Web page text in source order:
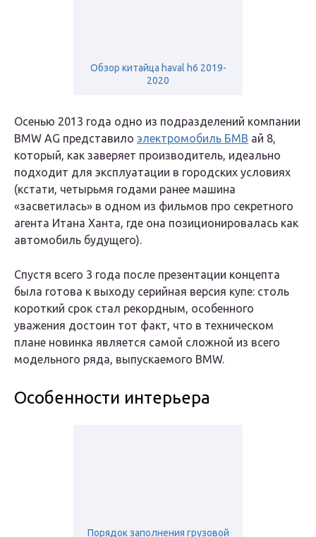
Обзор китайца haval h6 2019-
2020
Осенью 2013 года одно из подразделений компании
BMW AG представило электромобиль БМВ ай 8,
который, как заверяет производитель, идеально
подходит для эксплуатации в городских условиях
(кстати, четырьмя годами ранее машина
«засветилась» в одном из фильмов про секретного
агента Итана Ханта, где она позиционировалась как
автомобиль будущего).
Спустя всего 3 года после презентации концепта
была готова к выходу серийная версия купе: столь
короткий срок стал рекордным, особенного
уважения достоин тот факт, что в техническом
плане новинка является самой сложной из всего
модельного ряда, выпускаемого BMW.
Особенности интерьера
Порядок заполнения грузовой